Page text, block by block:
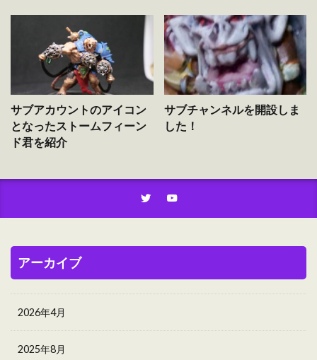
サブアカウントのアイコン
となったストームフィーン
ド君を紹介
サブチャンネルを開設しま
した！
アーカイブ
2026年4月
2025年8月